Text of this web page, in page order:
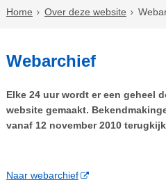
Home Over deze website
Webarchief
Elke 24 uur wordt er een geheel
website gemaakt.
vanaf 12 november 2010
Naar webarchief